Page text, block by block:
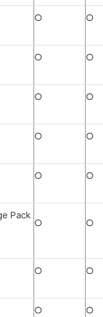
○ ○
○ ○
○ ○
○ ○
○ ○
Pack
○ ○
○ ○
○ ○